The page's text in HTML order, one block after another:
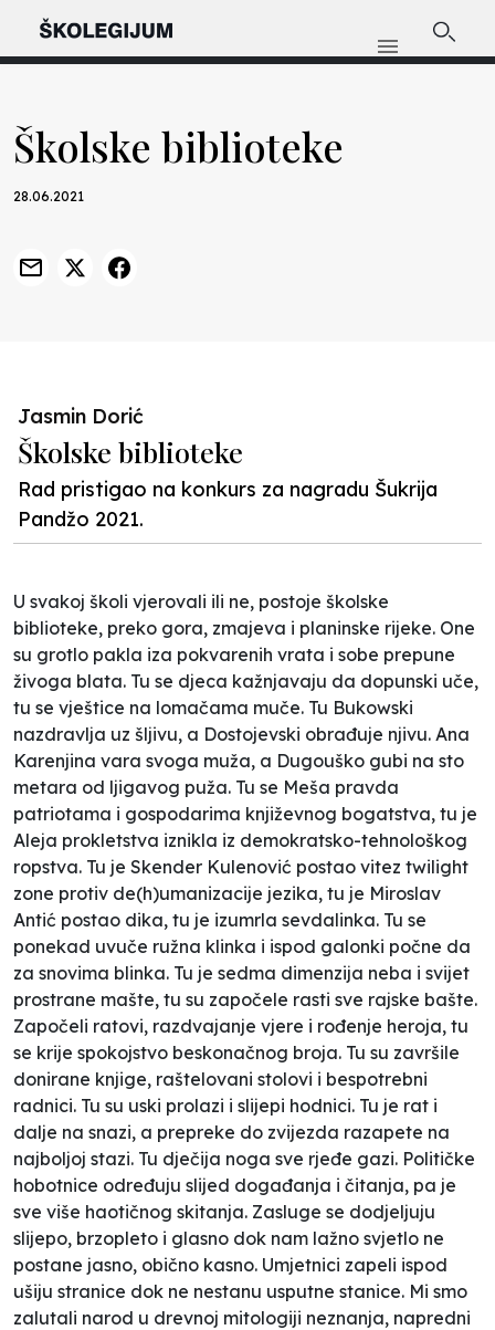
Školske biblioteke
28.06.2021
Jasmin Dorić
Školske biblioteke
Rad pristigao na konkurs za nagradu Šukrija
Pandžo 2021.
U svakoj školi vjerovali ili ne, postoje školske
biblioteke, preko gora, zmajeva i planinske rijeke. One
su grotlo pakla iza pokvarenih vrata i sobe prepune
živoga blata. Tu se djeca kažnjavaju da dopunski uče,
tu se vještice na lomačama muče. Tu Bukowski
nazdravlja uz šljivu, a Dostojevski obrađuje njivu. Ana
Karenjina vara svoga muža, a Dugouško gubi na sto
metara od ljigavog puža. Tu se Meša pravda
patriotama i gospodarima književnog bogatstva, tu je
Aleja prokletstva iznikla iz demokratsko-tehnološkog
ropstva. Tu je Skender Kulenović postao vitez twilight
zone protiv de(h)umanizacije jezika, tu je Miroslav
Antić postao dika, tu je izumrla sevdalinka. Tu se
ponekad uvuče ružna klinka i ispod galonki počne da
za snovima blinka. Tu je sedma dimenzija neba i svijet
prostrane mašte, tu su započele rasti sve rajske bašte.
Započeli ratovi, razdvajanje vjere i rođenje heroja, tu
se krije spokojstvo beskonačnog broja. Tu su završile
donirane knjige, raštelovani stolovi i bespotrebni
radnici. Tu su uski prolazi i slijepi hodnici. Tu je rat i
dalje na snazi, a prepreke do zvijezda razapete na
najboljoj stazi. Tu dječija noga sve rjeđe gazi. Političke
hobotnice određuju slijed događanja i čitanja, pa je
sve više haotičnog skitanja. Zasluge se dodjeljuju
slijepo, brzopleto i glasno dok nam lažno svjetlo ne
postane jasno, obično kasno. Umjetnici zapeli ispod
ušiju stranice dok ne nestanu usputne stanice. Mi smo
zalutali narod u drevnoj mitologiji neznanja, napredni